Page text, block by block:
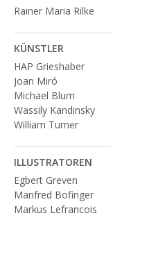
Rainer Maria Rilke
Ruhama
Thomas Laubach
Thomas Quast
Tobias Petzoldt
Uwe Seidel
Viola Gabor
Wolfgang Poeplau
KÜNSTLER
HAP Grieshaber
Joan Miró
Michael Blum
Wassily Kandinsky
William Turner
ILLUSTRATOREN
Egbert Greven
Manfred Bofinger
Markus Lefrancois